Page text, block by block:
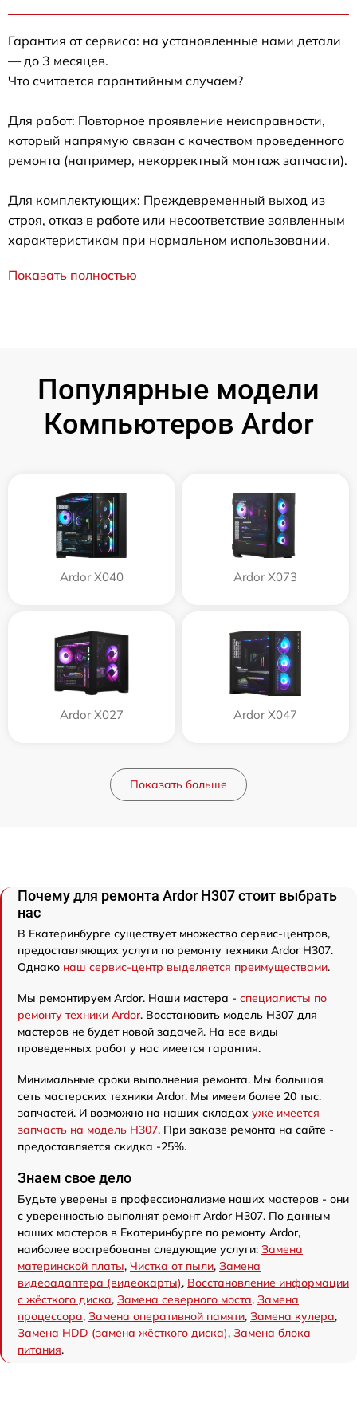
Гарантия от сервиса: на установленные нами детали
— до 3 месяцев.
Что считается гарантийным случаем?
Для работ: Повторное проявление неисправности,
который напрямую связан с качеством проведенного
ремонта (например, некорректный монтаж запчасти).
Для комплектующих: Преждевременный выход из
строя, отказ в работе или несоответствие заявленным
характеристикам при нормальном использовании.
Показать полностью
Популярные модели
Компьютеров Ardor
Ardor X040 Ardor X073
Ardor X027 Ardor X047
Показать больше
Почему для ремонта Ardor H307 стоит выбрать
нас
В Екатеринбурге существует множество сервис-центров,
предоставляющих услуги по ремонту техники Ardor H307.
Однако наш сервис-центр выделяется преимуществами.
Мы ремонтируем Ardor. Наши мастера - специалисты по
ремонту техники Ardor. Восстановить модель H307 для
мастеров не будет новой задачей. На все виды
проведенных работ у нас имеется гарантия.
Минимальные сроки выполнения ремонта. Мы большая
сеть мастерских техники Ardor. Мы имеем более 20 тыс.
запчастей. И возможно на наших складах уже имеется
запчасть на модель H307. При заказе ремонта на сайте -
предоставляется скидка -25%.
Знаем свое дело
Будьте уверены в профессионализме наших мастеров - они
с уверенностью выполнят ремонт Ardor H307. По данным
наших мастеров в Екатеринбурге по ремонту Ardor,
наиболее востребованы следующие услуги: Замена
материнской платы, Чистка от пыли, Замена
видеоадаптера (видеокарты), Восстановление информации
с жёсткого диска, Замена северного моста, Замена
процессора, Замена оперативной памяти, Замена кулера,
Замена HDD (замена жёсткого диска), Замена блока
питания.